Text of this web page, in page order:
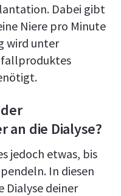
Dabei gibt
Niere pro Minute
wird unter
an die Dialyse?
jedoch etwas, bis
In diesen
Dialyse deiner